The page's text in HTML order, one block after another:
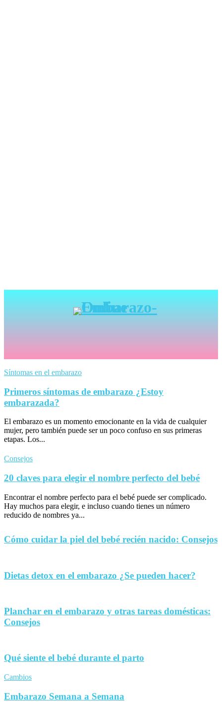
Síntomas en el embarazo
Primeros síntomas de embarazo ¿Estoy
embarazada?
El embarazo es un momento emocionante en la vida de cualquier
mujer, pero también puede ser un poco confuso en sus primeras
etapas. Los...
Consejos
20 claves para elegir el nombre perfecto del bebé
Encontrar el nombre perfecto para el bebé puede ser complicado.
Hay muchos para elegir, e incluso cuando tienes un número
reducido de nombres ya...
Cómo cuidar la piel del bebé recién nacido: Consejos
Dietas detox en el embarazo ¿Se pueden hacer?
Planchar en el embarazo y otras tareas domésticas:
Consejos
Qué siente el bebé durante el parto
Cambios
Embarazo Semana a Semana